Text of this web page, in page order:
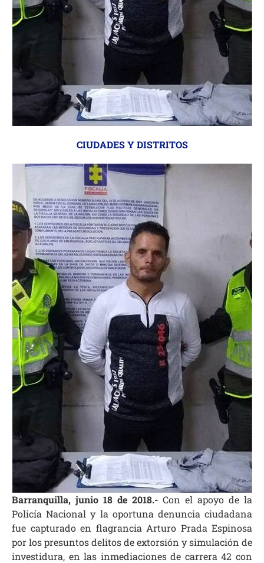
CIUDADES Y DISTRITOS
Barranquilla, junio 18 de 2018.- Con el apoyo de la
Policía Nacional y la oportuna denuncia ciudadana
fue capturado en flagrancia Arturo Prada Espinosa
por los presuntos delitos de extorsión y simulación de
investidura, en las inmediaciones de carrera 42 con